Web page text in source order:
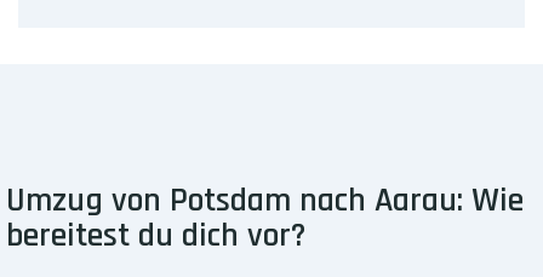
Umzug von Potsdam nach Aarau: Wie
bereitest du dich vor?